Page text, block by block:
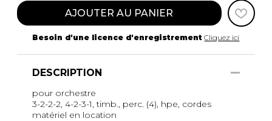
AJOUTER AU PANIER
Besoin d'une licence d'enregistrement Cliquez ici
DESCRIPTION
pour orchestre
3-2-2-2, 4-2-3-1, timb., perc. (4), hpe, cordes
matériel en location